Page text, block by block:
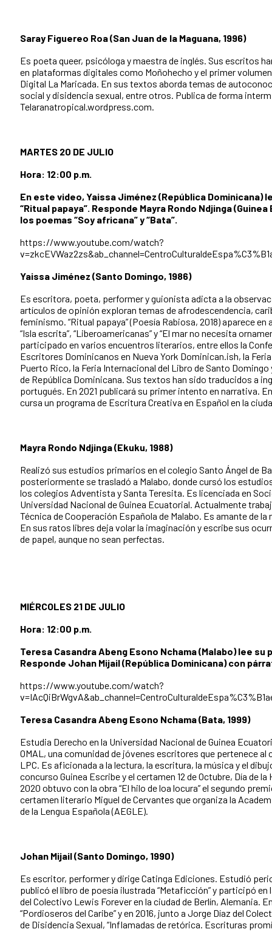
Saray Figuereo Roa (San Juan de la Maguana, 1996)
Es poeta queer, psicóloga y maestra de inglés. Sus escritos
en plataformas digitales como Moñohecho y el primer
Digital La Maricada. En sus textos aborda temas de
social y disidencia sexual, entre otros. Publica de forma
Telaranatropical.wordpress.com.
MARTES 20 DE JULIO
Hora: 12:00 p.m.
En este video, Yaissa Jiménez (República Dominicana)
“Ritual papaya”. Responde Mayra Rondo Ndjinga
los poemas “Soy africana” y “Bata”.
https://www.youtube.com/watch?
Yaissa Jiménez (Santo Domingo, 1986)
Es escritora, poeta, performer y guionista adicta a la
artículos de opinión exploran temas de afrodescendencia,
feminismo. “Ritual papaya” (Poesía Rabiosa, 2018) aparece
“Isla escrita”, “Liberoamericanas” y “El mar no necesita
participado en varios encuentros literarios, entre ellos la
Escritores Dominicanos en Nueva York Dominican.ish, la
Puerto Rico, la Feria Internacional del Libro de Santo Domingo
de República Dominicana. Sus textos han sido traducidos a
portugués. En 2021 publicará su primer intento en narrativa.
cursa un programa de Escritura Creativa en Español en la
Mayra Rondo Ndjinga (Ekuku, 1988)
Realizó sus estudios primarios en el colegio Santo Ángel de
posteriormente se trasladó a Malabo, donde cursó los
los colegios Adventista y Santa Teresita. Es licenciada en
Universidad Nacional de Guinea Ecuatorial. Actualmente
Técnica de Cooperación Española de Malabo. Es amante de la
En sus ratos libres deja volar la imaginación y escribe sus
de papel, aunque no sean perfectas.
MIÉRCOLES 21 DE JULIO
Hora: 12:00 p.m.
Teresa Casandra Abeng Esono Nchama (Malabo) lee su
Responde Johan Mijail (República Dominicana) con
https://www.youtube.com/watch?
Teresa Casandra Abeng Esono Nchama (Bata, 1999)
Estudia Derecho en la Universidad Nacional de Guinea
OMAL, una comunidad de jóvenes escritores que pertenece
LPC. Es aficionada a la lectura, la escritura, la música y el
concurso Guinea Escribe y el certamen 12 de Octubre, Día de la
2020 obtuvo con la obra “El hilo de loa locura” el segundo
certamen literario Miguel de Cervantes que organiza la
de la Lengua Española (AEGLE).
Johan Mijail (Santo Domingo, 1990)
Es escritor, performer y dirige Catinga Ediciones. Estudió
publicó el libro de poesía ilustrada “Metaficción” y participó en
del Colectivo Lewis Forever en la ciudad de Berlín, Alemania.
“Pordioseros del Caribe” y en 2016, junto a Jorge Díaz del
de Disidencia Sexual, “Inflamadas de retórica. Escrituras